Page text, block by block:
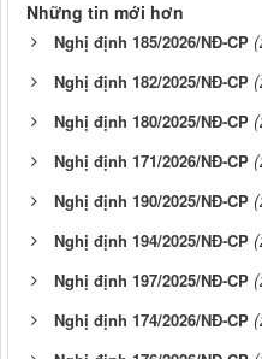
Những tin mới hơn
Nghị định 185/2026/NĐ-CP
Nghị định 182/2025/NĐ-CP
Nghị định 180/2025/NĐ-CP
Nghị định 171/2026/NĐ-CP
Nghị định 190/2025/NĐ-CP
Nghị định 194/2025/NĐ-CP
Nghị định 197/2025/NĐ-CP
Nghị định 174/2026/NĐ-CP